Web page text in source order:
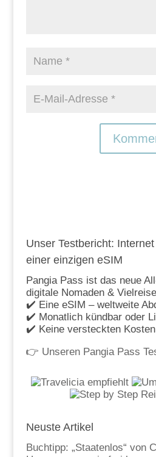
Unser Testbericht:
einer einzigen eSIM
Pangia Pass ist das neue
digitale Nomaden &
✔️ Eine eSIM – weltweite
✔️ Monatlich kündbar oder
✔️ Keine versteckten
👉 Unseren Pangia Pass
Neuste Artikel
Buchtipp: „Staatenlos“ von